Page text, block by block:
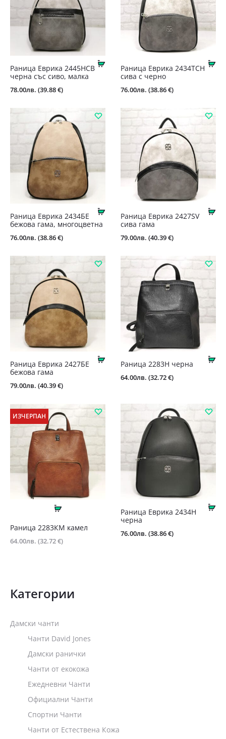
Купи
Раница Еврика 2445НСВ
черна със сиво, малка
78.00лв. (39.88 €)
Раница Еврика 2434ТСН
сива с черно
76.00лв. (38.86 €)
Купи
Раница Еврика 2434БЕ
бежова гама, многоцветна
76.00лв. (38.86 €)
Раница Еврика 2427SV
сива гама
79.00лв. (40.39 €)
Купи
Раница Еврика 2427БЕ
бежова гама
79.00лв. (40.39 €)
Раница 2283Н черна
64.00лв. (32.72 €)
ИЗЧЕРПАН
Още
Раница 2283КМ камел
64.00лв. (32.72 €)
Раница Еврика 2434Н
черна
76.00лв. (38.86 €)
Категории
Дамски чанти
Чанти David Jones
Дамски ранички
Чанти от екокожа
Ежедневни Чанти
Официални Чанти
Спортни Чанти
Чанти от Естествена Кожа